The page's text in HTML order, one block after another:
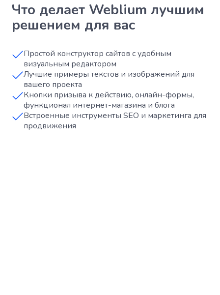
Что делает Weblium лучшим
решением для вас
Простой конструктор сайтов с удобным
визуальным редактором
Лучшие примеры текстов и изображений для
вашего проекта
Кнопки призыва к действию, онлайн-формы,
функционал интернет-магазина и блога
Встроенные инструменты SEO и маркетинга для
продвижения